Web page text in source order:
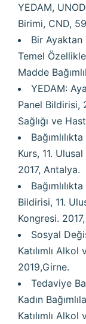
YEDAM,
Birimi, CND,
Bir Ayaktan
Temel
Madde
YEDAM:
Panel Bildirisi,
Sağlığı ve
Kurs, 11.
2017, Antalya.
Bildirisi, 11.
Kongresi.
Sosyal
Katılımlı Alkol
2019,Girne.
Tedaviye
Kadın
Katılımlı Alkol